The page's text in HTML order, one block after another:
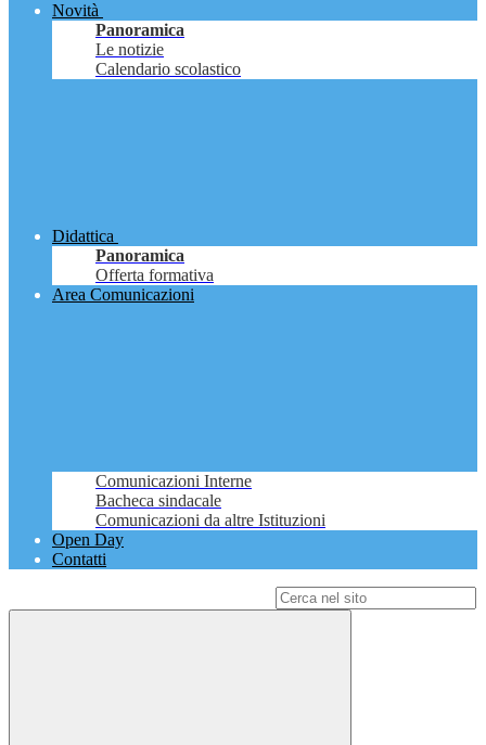
Novità
Panoramica
Le notizie
Calendario scolastico
Didattica
Panoramica
Offerta formativa
Area Comunicazioni
Comunicazioni Interne
Bacheca sindacale
Comunicazioni da altre Istituzioni
Open Day
Contatti